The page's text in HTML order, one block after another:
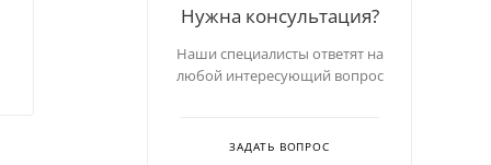
Нужна консультация?
Наши специалисты ответят на
любой интересующий вопрос
ЗАДАТЬ ВОПРОС